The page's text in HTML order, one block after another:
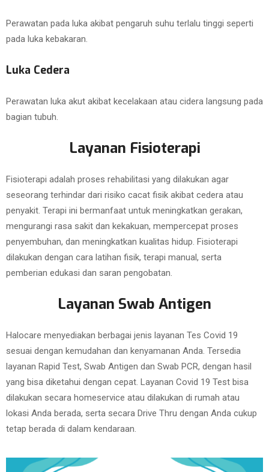
Perawatan pada luka akibat pengaruh suhu terlalu tinggi seperti
pada luka kebakaran.
Luka Cedera
Perawatan luka akut akibat kecelakaan atau cidera langsung pada
bagian tubuh.
Layanan Fisioterapi
Fisioterapi adalah proses rehabilitasi yang dilakukan agar
seseorang terhindar dari risiko cacat fisik akibat cedera atau
penyakit. Terapi ini bermanfaat untuk meningkatkan gerakan,
mengurangi rasa sakit dan kekakuan, mempercepat proses
penyembuhan, dan meningkatkan kualitas hidup. Fisioterapi
dilakukan dengan cara latihan fisik, terapi manual, serta
pemberian edukasi dan saran pengobatan.
Layanan Swab Antigen
Halocare menyediakan berbagai jenis layanan Tes Covid 19
sesuai dengan kemudahan dan kenyamanan Anda. Tersedia
layanan Rapid Test, Swab Antigen dan Swab PCR, dengan hasil
yang bisa diketahui dengan cepat. Layanan Covid 19 Test bisa
dilakukan secara homeservice atau dilakukan di rumah atau
lokasi Anda berada, serta secara Drive Thru dengan Anda cukup
tetap berada di dalam kendaraan.